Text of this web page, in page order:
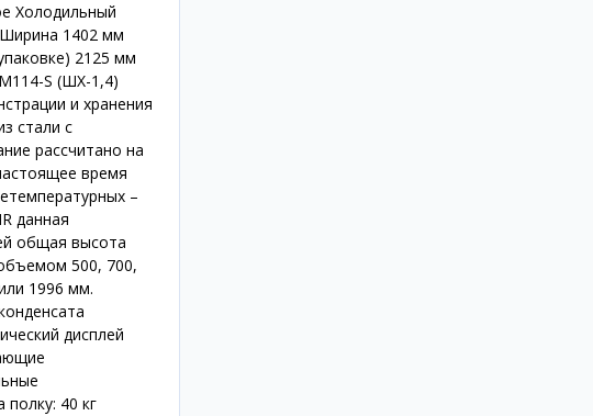
Холодильный
1402 мм
2125 мм
S (ШХ-1,4)
и хранения
стали с
рассчитано на
время
–
данная
общая высота
500, 700,
1996 мм.
дисплей
полку: 40 кг